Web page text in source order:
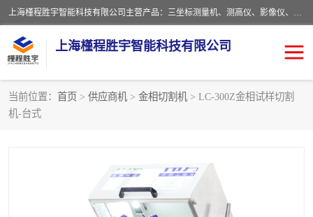
上海槿程胜宇智能科技有限公司主营产品：三坐标测量机、测高仪、影像仪、粗糙度仪、轮廓仪、实验室、测针、卡尺、千分尺、硬度计、三坐标夹具、量规、螺纹规、大理石平台、杠杆表。
上海槿程胜宇智能科技有限公司
当前位置： 首页 > 供应商机 > 金相切割机 > LC-300Z金相试样切割
机-台式
影像测量仪
测高仪